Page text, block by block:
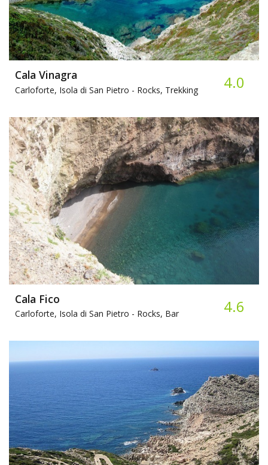
Cala Vinagra
Carloforte, Isola di San Pietro - Rocks, Trekking 4.0
Cala Fico
Carloforte, Isola di San Pietro - Rocks, Bar 4.6